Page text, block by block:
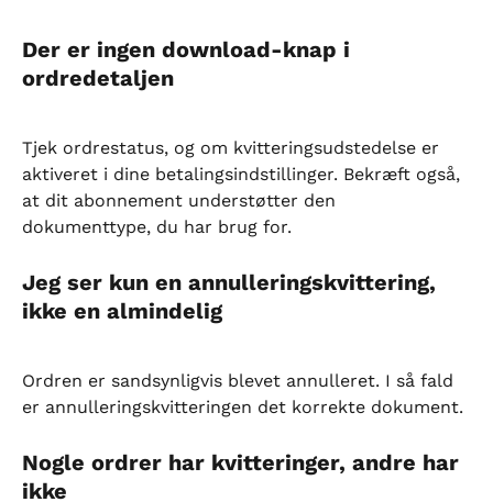
Der er ingen download-knap i
ordredetaljen
Tjek ordrestatus, og om kvitteringsudstedelse er
aktiveret i dine betalingsindstillinger. Bekræft også,
at dit abonnement understøtter den
dokumenttype, du har brug for.
Jeg ser kun en annulleringskvittering,
ikke en almindelig
Ordren er sandsynligvis blevet annulleret. I så fald
er annulleringskvitteringen det korrekte dokument.
Nogle ordrer har kvitteringer, andre har
ikke